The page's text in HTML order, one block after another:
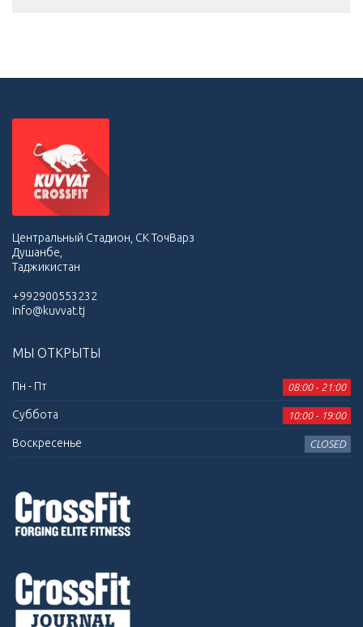
Центральный Стадион, СК ТочВарз
Душанбе,
Таджикистан
+992900553232
info@kuvvat.tj
МЫ ОТКРЫТЫ
Пн - Пт 08:00 - 21:00
Суббота 10:00 - 19:00
Воскресенье CLOSED